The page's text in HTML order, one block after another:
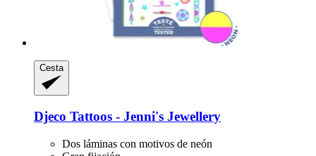
Cesta
Djeco Tattoos -​ Jenni's Jewellery
Dos láminas con motivos de neón